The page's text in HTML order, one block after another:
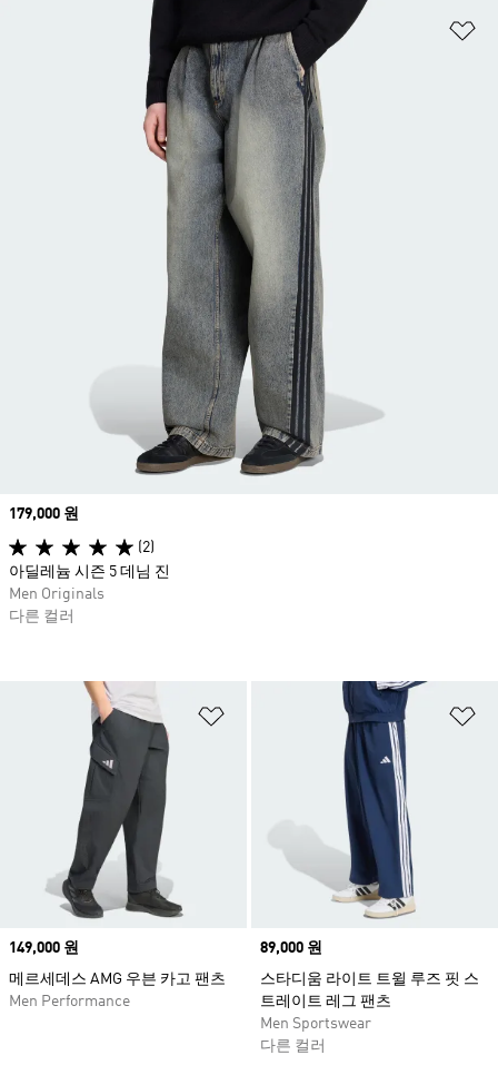
위시리스트 담기
Price
149,000 원
메르세데스 AMG 우븐 카고 팬츠
Men Performance
Price
89,000 원
스타디움 라이트 트윌 루즈 핏 스
트레이트 레그 팬츠
Men Sportswear
다른 컬러
Price
179,000 원
(2)
아딜레늄 시즌 5 데님 진
Men Originals
다른 컬러